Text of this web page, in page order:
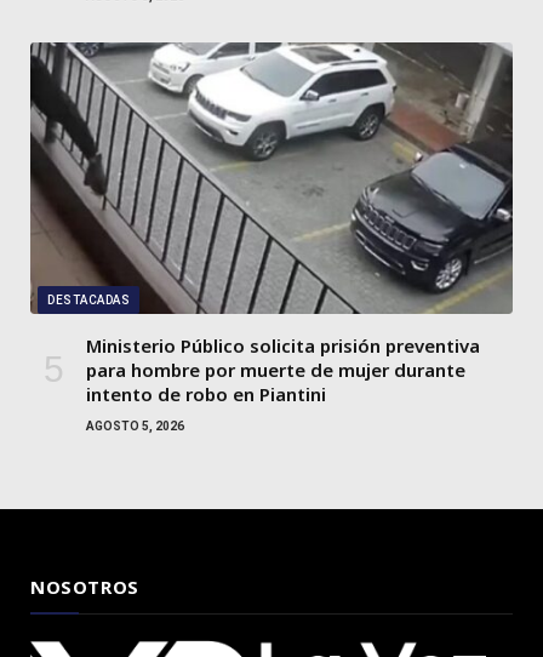
DESTACADAS
Ministerio Público solicita prisión preventiva
para hombre por muerte de mujer durante
intento de robo en Piantini
AGOSTO 5, 2026
NOSOTROS